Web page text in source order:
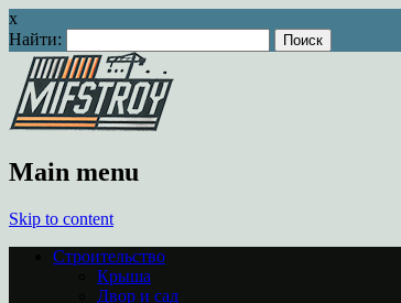
x
Найти:
Main menu
Skip to content
Строительство
Крыша
Двор и сад